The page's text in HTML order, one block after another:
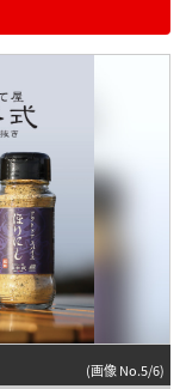
(画像 No.5/6)